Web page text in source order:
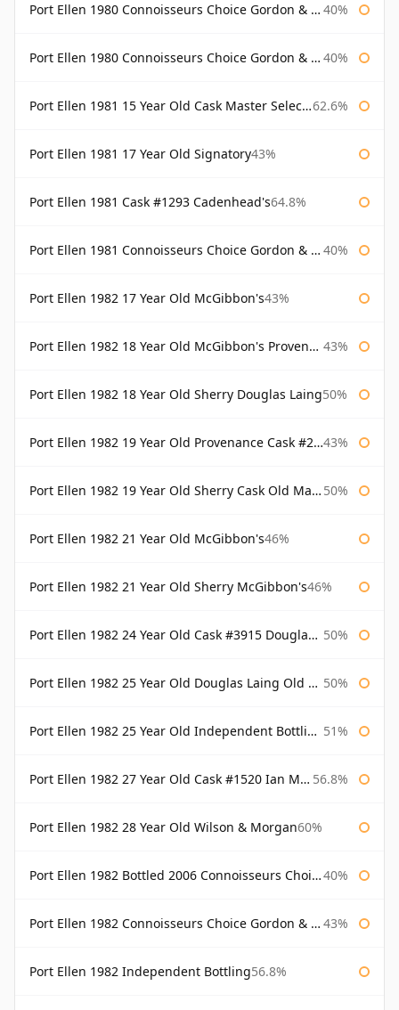
Port Ellen 1980 Connoisseurs Choice Gordon & Macphail 40%
Port Ellen 1980 Connoisseurs Choice Gordon & Macphail 19 Year Old 40%
Port Ellen 1981 15 Year Old Cask Master Selection 62.6%
Port Ellen 1981 17 Year Old Signatory43%
Port Ellen 1981 Cask #1293 Cadenhead's64.8%
Port Ellen 1981 Connoisseurs Choice Gordon & Macphail 40%
Port Ellen 1982 17 Year Old McGibbon's43%
Port Ellen 1982 18 Year Old McGibbon's Provenance 43%
Port Ellen 1982 18 Year Old Sherry Douglas Laing50%
Port Ellen 1982 19 Year Old Provenance Cask #2733 McGibbon's 43%
Port Ellen 1982 19 Year Old Sherry Cask Old Malt Cask Douglas Laing 50%
Port Ellen 1982 21 Year Old McGibbon's46%
Port Ellen 1982 21 Year Old Sherry McGibbon's46%
Port Ellen 1982 24 Year Old Cask #3915 Douglas Laing Old Malt Cask 50%
Port Ellen 1982 25 Year Old Douglas Laing Old Malt Cask 50%
Port Ellen 1982 25 Year Old Independent Bottling Bottled 2007 51%
Port Ellen 1982 27 Year Old Cask #1520 Ian Macleod Chieftain 56.8%
Port Ellen 1982 28 Year Old Wilson & Morgan60%
Port Ellen 1982 Bottled 2006 Connoisseurs Choice Gordon & Macphail 40%
Port Ellen 1982 Connoisseurs Choice Gordon & Macphail 43%
Port Ellen 1982 Independent Bottling56.8%